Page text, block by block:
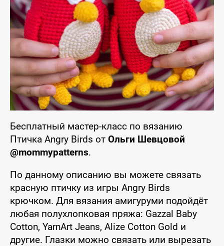
Бесплатный мастер-класс по вязанию
Птичка Angry Birds от Ольги Шевцовой
@mommypatterns.
По данному описанию вы можете связать
красную птичку из игры Angry Birds
крючком. Для вязания амигуруми подойдёт
любая полухлопковая пряжа: Gazzal Baby
Cotton, YarnArt Jeans, Alize Cotton Gold и
другие. Глазки можно связать или вырезать